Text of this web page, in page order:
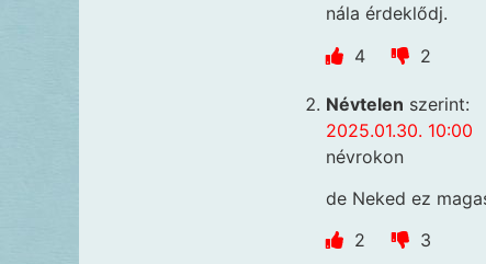
nála érdeklődj.
4
2
Névtelen szerint:
2025.01.30. 10:00
névrokon
de Neked ez
2
3